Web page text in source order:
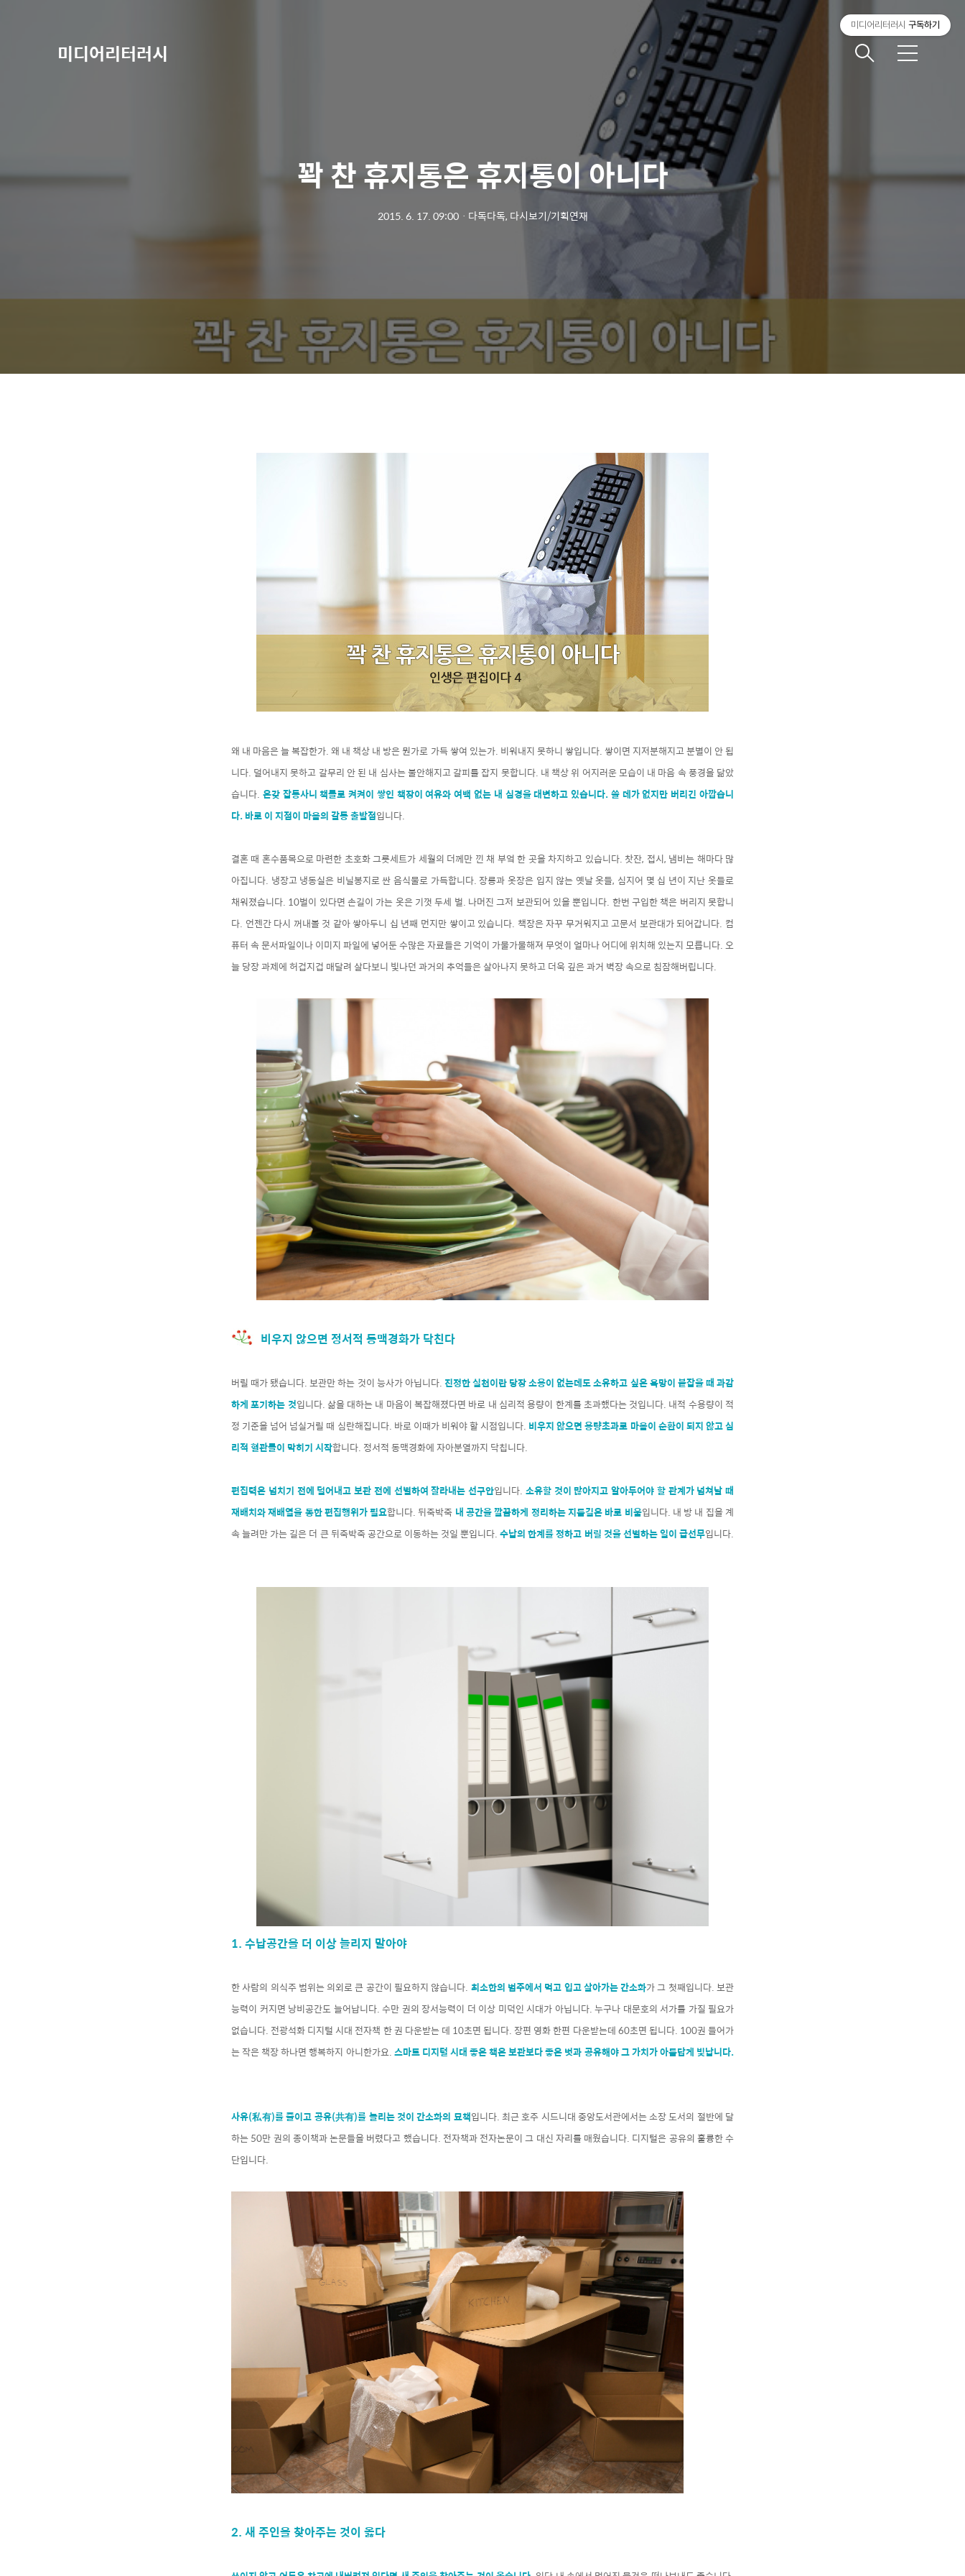
미디어리터러시 메
꽉 찬 휴지통은 휴지통이 아니다
2015. 6. 17. 09:00ㆍ 다독다독, 다시보기/기획연재
왜 내 마음은 늘 복잡한가. 왜 내 책상 내 방은 뭔가로 가득 쌓여 있는가. 비워내지 못하니 쌓입니다. 쌓이면 지저분해지고 분별이 안 됩
니다. 덜어내지 못하고 갈무리 안 된 내 심사는 불안해지고 갈피를 잡지 못합니다. 내 책상 위 어지러운 모습이 내 마음 속 풍경을 닮았
습니다. 온갖 잡동사니 책들로 켜켜이 쌓인 책장이 여유와 여백 없는 내 심경을 대변하고 있습니다. 쓸 데가 없지만 버리긴 아깝습니
다. 바로 이 지점이 마음의 갈등 출발점입니다.
결혼 때 혼수품목으로 마련한 초호화 그릇세트가 세월의 더께만 낀 채 부엌 한 곳을 차지하고 있습니다. 찻잔, 접시, 냄비는 해마다 많
아집니다. 냉장고 냉동실은 비닐봉지로 싼 음식물로 가득합니다. 장롱과 옷장은 입지 않는 옛날 옷들, 심지어 몇 십 년이 지난 옷들로
채워졌습니다. 10벌이 있다면 손길이 가는 옷은 기껏 두세 벌. 나머진 그저 보관되어 있을 뿐입니다. 한번 구입한 책은 버리지 못합니
다. 언젠간 다시 꺼내볼 것 같아 쌓아두니 십 년째 먼지만 쌓이고 있습니다. 책장은 자꾸 무거워지고 고문서 보관대가 되어갑니다. 컴
퓨터 속 문서파일이나 이미지 파일에 넣어둔 수많은 자료들은 기억이 가물가물해져 무엇이 얼마나 어디에 위치해 있는지 모릅니다. 오
늘 당장 과제에 허겁지겁 매달려 살다보니 빛나던 과거의 추억들은 살아나지 못하고 더욱 깊은 과거 벽장 속으로 침잠해버립니다.
비우지 않으면 정서적 동맥경화가 닥친다
버릴 때가 됐습니다. 보관만 하는 것이 능사가 아닙니다. 진정한 실천이란 당장 소용이 없는데도 소유하고 싶은 욕망이 붙잡을 때 과감
하게 포기하는 것입니다. 삶을 대하는 내 마음이 복잡해졌다면 바로 내 심리적 용량이 한계를 초과했다는 것입니다. 내적 수용량이 적
정 기준을 넘어 넘실거릴 때 심란해집니다. 바로 이때가 비워야 할 시점입니다. 비우지 않으면 용량초과로 마음이 순환이 되지 않고 심
리적 혈관들이 막히기 시작합니다. 정서적 동맥경화에 자아분열까지 닥칩니다.
편집력은 넘치기 전에 덜어내고 보관 전에 선별하여 잘라내는 선구안입니다. 소유할 것이 많아지고 알아두어야 할 관계가 넘쳐날 때
재배치와 재배열을 통한 편집행위가 필요합니다. 뒤죽박죽 내 공간을 깔끔하게 정리하는 지름길은 바로 비움입니다. 내 방 내 집을 계
속 늘려만 가는 길은 더 큰 뒤죽박죽 공간으로 이동하는 것일 뿐입니다.수납의 한계를 정하고 버릴 것을 선별하는 일이 급선무입니다.
1. 수납공간을 더 이상 늘리지 말아야
한 사람의 의식주 범위는 의외로 큰 공간이 필요하지 않습니다. 최소한의 범주에서 먹고 입고 살아가는 간소화가 그 첫째입니다. 보관
능력이 커지면 낭비공간도 늘어납니다. 수만 권의 장서능력이 더 이상 미덕인 시대가 아닙니다. 누구나 대문호의 서가를 가질 필요가
없습니다. 전광석화 디지털 시대 전자책 한 권 다운받는 데 10초면 됩니다. 장편 영화 한편 다운받는데 60초면 됩니다. 100권 들어가
는 작은 책장 하나면 행복하지 아니한가요.스마트 디지털 시대 좋은 책은 보관보다 좋은 벗과 공유해야 그 가치가 아름답게 빛납니다.
사유(私有)를 줄이고 공유(共有)를 늘리는 것이 간소화의 묘책입니다. 최근 호주 시드니대 중앙도서관에서는 소장 도서의 절반에 달
하는 50만 권의 종이책과 논문들을 버렸다고 했습니다. 전자책과 전자논문이 그 대신 자리를 매웠습니다. 디지털은 공유의 훌륭한 수
단입니다.
2. 새 주인을 찾아주는 것이 옳다
미디어리터러시 구독하기